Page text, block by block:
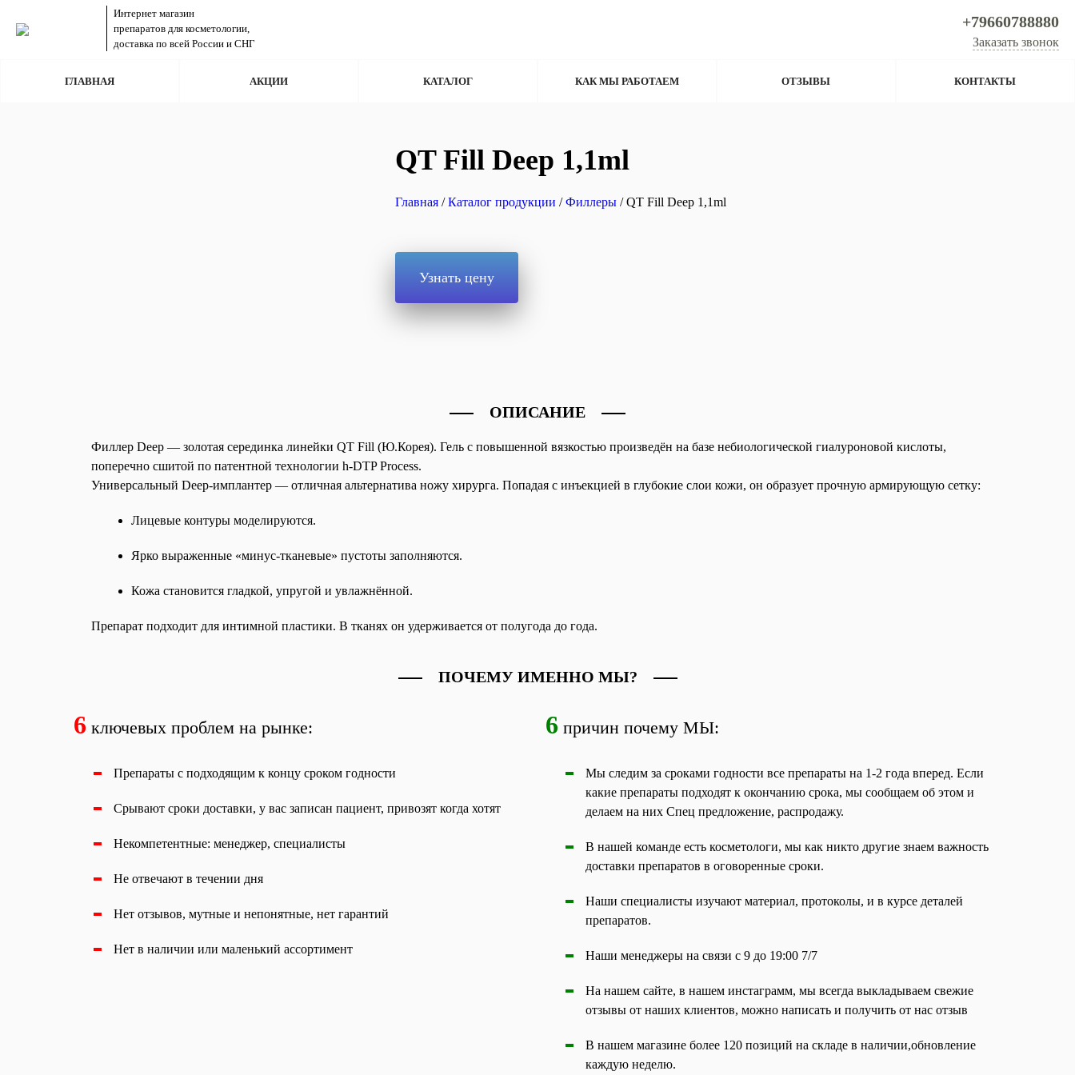
Интернет магазин
препаратов для косметологии,
доставка по всей России и СНГ
+79660788880
Заказать звонок
ГЛАВНАЯ АКЦИИ КАТАЛОГ КАК МЫ РАБОТАЕМ ОТЗЫВЫ КОНТАКТЫ
QT Fill Deep 1,1ml
Главная /Каталог продукции /Филлеры / QT Fill Deep 1,1ml
Узнать цену
ОПИСАНИЕ
Филлер Deep — золотая серединка линейки QT Fill (Ю.Корея). Гель с повышенной вязкостью произведён на базе небиологической гиалуроновой кислоты,
поперечно сшитой по патентной технологии h-DTP Process.
Универсальный Deep-имплантер — отличная альтернатива ножу хирурга. Попадая с инъекцией в глубокие слои кожи, он образует прочную армирующую сетку:
Лицевые контуры моделируются.
Ярко выраженные «минус-тканевые» пустоты заполняются.
Кожа становится гладкой, упругой и увлажнённой.
Препарат подходит для интимной пластики. В тканях он удерживается от полугода до года.
ПОЧЕМУ ИМЕННО МЫ?
6 ключевых проблем на рынке:
Препараты с подходящим к концу сроком годности
Срывают сроки доставки, у вас записан пациент, привозят когда хотят
Некомпетентные: менеджер, специалисты
Не отвечают в течении дня
Нет отзывов, мутные и непонятные, нет гарантий
Нет в наличии или маленький ассортимент
6 причин почему МЫ:
Мы следим за сроками годности все препараты на 1-2 года вперед. Если
какие препараты подходят к окончанию срока, мы сообщаем об этом и
делаем на них Спец предложение, распродажу.
В нашей команде есть косметологи, мы как никто другие знаем важность
доставки препаратов в оговоренные сроки.
Наши специалисты изучают материал, протоколы, и в курсе деталей
препаратов.
Наши менеджеры на связи с 9 до 19:00 7/7
На нашем сайте, в нашем инстаграмм, мы всегда выкладываем свежие
отзывы от наших клиентов, можно написать и получить от нас отзыв
В нашем магазине более 120 позиций на складе в наличии,обновление
каждую неделю.